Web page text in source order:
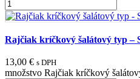
Rajčiak kríčkový šalátový typ –
13,00 € s DPH
množstvo Rajčiak kríčkový